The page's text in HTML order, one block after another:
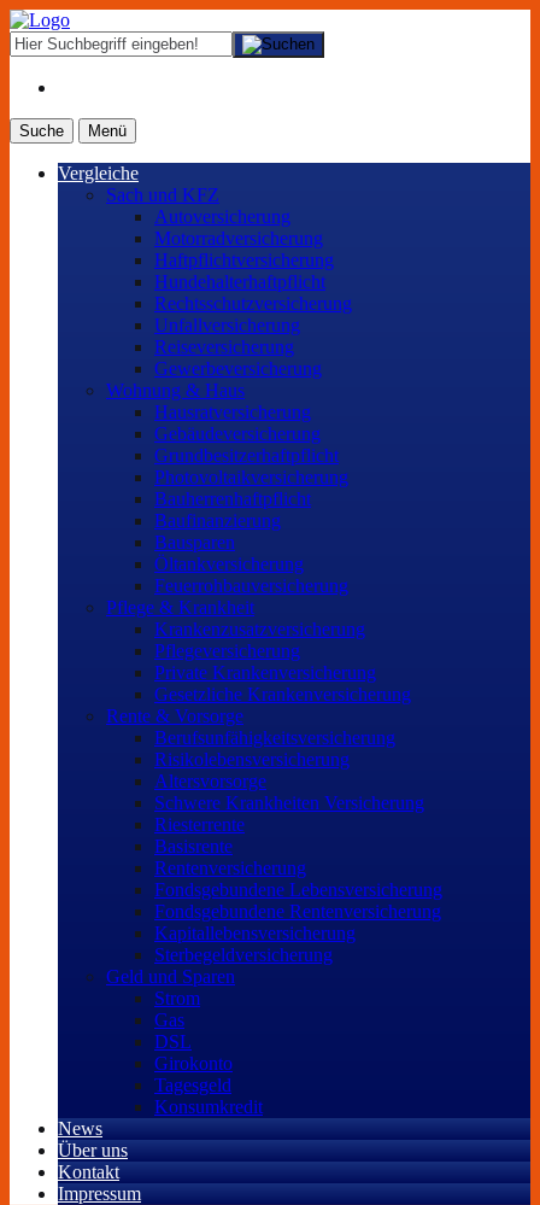
Suche Menü
Vergleiche
Sach und KFZ
Autoversicherung
Motorradversicherung
Haftpflichtversicherung
Hundehalterhaftpflicht
Rechtsschutzversicherung
Unfallversicherung
Reiseversicherung
Gewerbeversicherung
Wohnung & Haus
Hausratversicherung
Gebäudeversicherung
Grundbesitzerhaftpflicht
Photovoltaikversicherung
Bauherrenhaftpflicht
Baufinanzierung
Bausparen
Öltankversicherung
Feuerrohbauversicherung
Pflege & Krankheit
Krankenzusatzversicherung
Pflegeversicherung
Private Krankenversicherung
Gesetzliche Krankenversicherung
Rente & Vorsorge
Berufs­unfähigkeitsversicherung
Risikolebensversicherung
Altersvorsorge
Schwere Krankheiten Versicherung
Riesterrente
Basisrente
Rentenversicherung
Fondsgebundene Lebensversicherung
Fondsgebundene Rentenversicherung
Kapitallebensversicherung
Sterbegeldversicherung
Geld und Sparen
Strom
Gas
DSL
Girokonto
Tagesgeld
Konsumkredit
News
Über uns
Kontakt
Impressum